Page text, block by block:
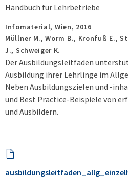
Handbuch für Lehrbetriebe
Infomaterial, Wien, 2016
Müllner M., Worm B., Kronfuß E.,
J., Schweiger K.
Der Ausbildungsleitfaden
Ausbildung ihrer Lehrlinge im
Neben Ausbildungszielen und -
und Best Practice-Beispiele von
und Ausbildern.